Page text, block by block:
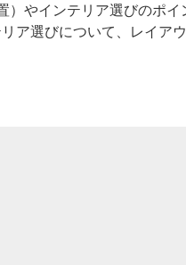
）やインテリア選びのポ
ア選びについて、レイア